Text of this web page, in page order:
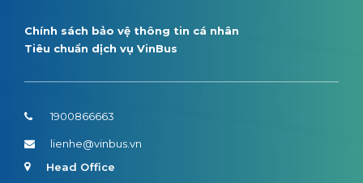
Chính sách bảo vệ thông tin cá nhân
Tiêu chuẩn dịch vụ VinBus
1900866663
lienhe@vinbus.vn
Head Office